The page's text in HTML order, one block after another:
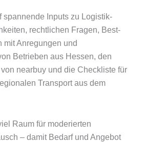
spannende Inputs zu Logistik-
rechtlichen Fragen, Best-
mit Anregungen und
Betrieben aus Hessen, den
nearbuy und die Checkliste für
Transport aus dem
Raum für moderierten
– damit Bedarf und Angebot